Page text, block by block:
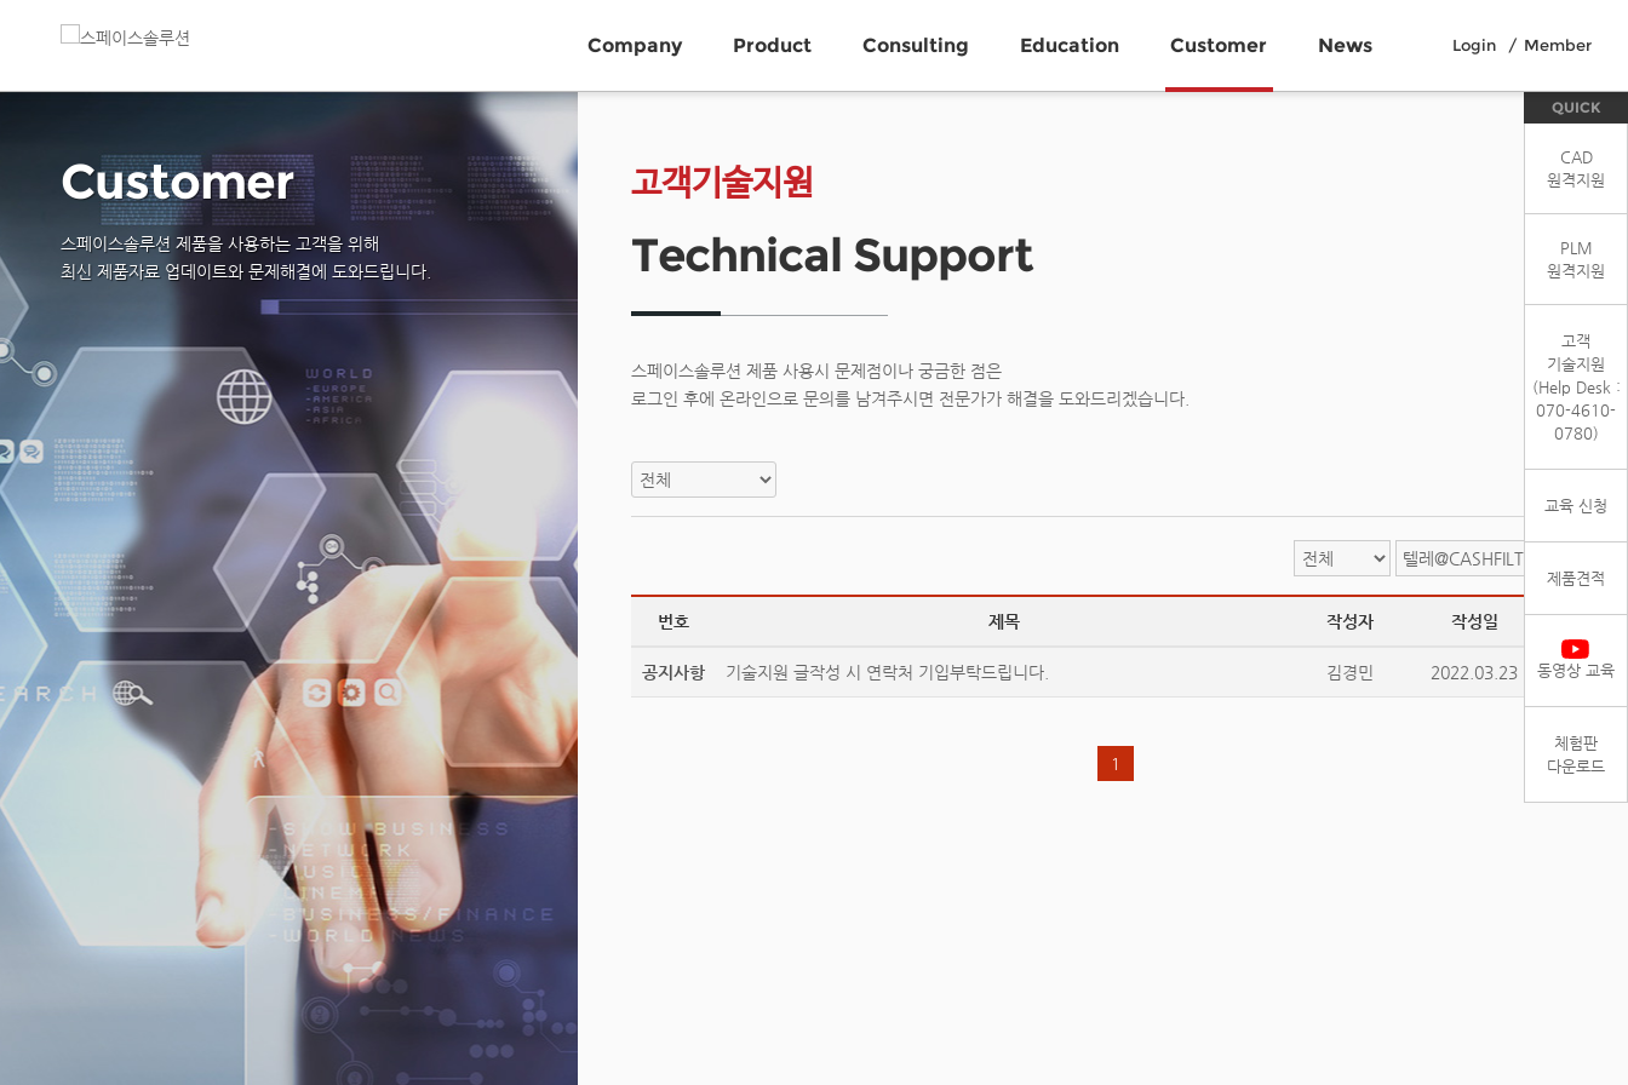
Company Product Consulting Education Customer News Login Member
QUICK
CAD
원격지원
PLM
원격지원
고객
기술지원
(Help Desk :
070-4610-
0780)
교육 신청
제품견적
동영상 교육
체험판
다운로드
스페이스솔루션 제품을 사용하는 고객을 위해
최신 제품자료 업데이트와 문제해결에 도와드립니다.
Customer 고객기술지원
Technical Support
스페이스솔루션 제품 사용시 문제점이나 궁금한 점은
로그인 후에 온라인으로 문의를 남겨주시면 전문가가 해결을 도와드리겠습니다.
번호 제목 작성자 작성일 조회
공지사항 기술지원 글작성 시 연락처 기입부탁드립니다. 김경민 2022.03.23 38400
1